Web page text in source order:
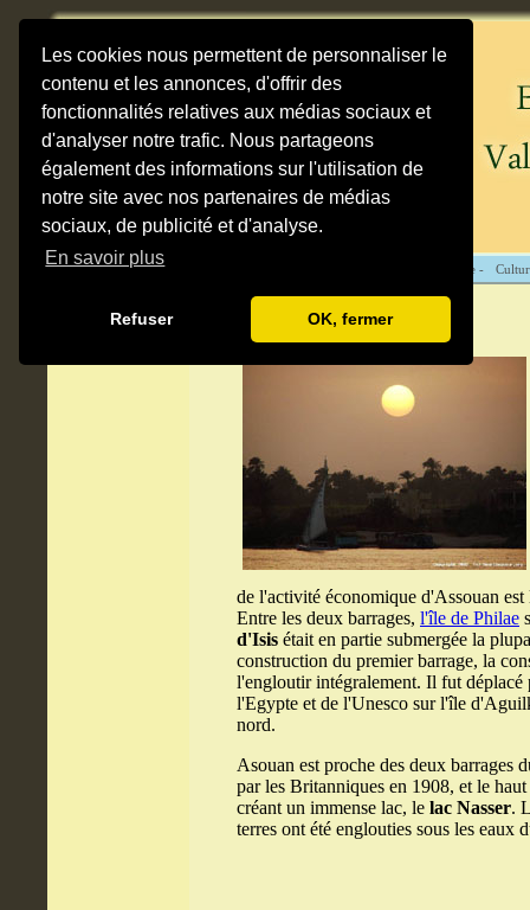
Les cookies nous permettent de personnaliser le
contenu et les annonces, d'offrir des
fonctionnalités relatives aux médias sociaux et
d'analyser notre trafic. Nous partageons
également des informations sur l'utilisation de
notre site avec nos partenaires de médias
sociaux, de publicité et d'analyse.
En savoir plus
Refuser OK, fermer
Pratique -
Assouan
de l'activité économique d'Assouan est
Entre les deux barrages, l'île de Philae
d'Isis était en partie submergée la
construction du premier barrage, la
l'engloutir intégralement. Il fut déplacé
l'Egypte et de l'Unesco sur l'île
nord.
Asouan est proche des deux barrages
par les Britanniques en 1908, et le
créant un immense lac, le lac Nasser.
terres ont été englouties sous les eaux